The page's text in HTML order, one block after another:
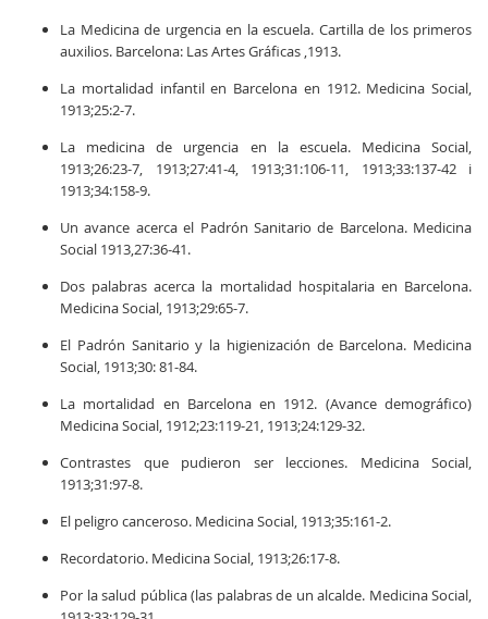
La Medicina de urgencia en la escuela. Cartilla de los primeros
auxilios. Barcelona: Las Artes Gráficas ,1913.
La mortalidad infantil en Barcelona en 1912. Medicina Social,
1913;25:2-7.
La medicina de urgencia en la escuela. Medicina Social,
1913;26:23-7, 1913;27:41-4, 1913;31:106-11, 1913;33:137-42 i
1913;34:158-9.
Un avance acerca el Padrón Sanitario de Barcelona. Medicina
Social 1913,27:36-41.
Dos palabras acerca la mortalidad hospitalaria en Barcelona.
Medicina Social, 1913;29:65-7.
El Padrón Sanitario y la higienización de Barcelona. Medicina
Social, 1913;30: 81-84.
La mortalidad en Barcelona en 1912. (Avance demográfico)
Medicina Social, 1912;23:119-21, 1913;24:129-32.
Contrastes que pudieron ser lecciones. Medicina Social,
1913;31:97-8.
El peligro canceroso. Medicina Social, 1913;35:161-2.
Recordatorio. Medicina Social, 1913;26:17-8.
Por la salud pública (las palabras de un alcalde. Medicina Social,